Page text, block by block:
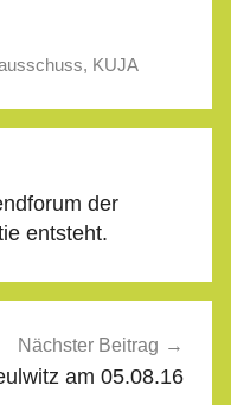
, KUJA
der
entsteht.
Nächster Beitrag
am 05.08.16